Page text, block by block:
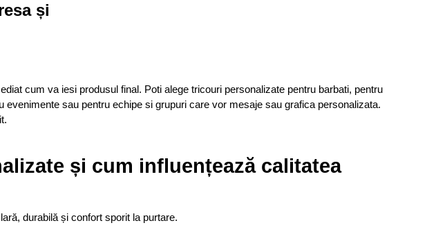
și
cum va iesi produsul final. Poti alege tricouri personalizate pentru barbati, pentru
sau pentru echipe si grupuri care vor mesaje sau grafica personalizata.
și cum influențează calitatea
durabilă și confort sporit la purtare.